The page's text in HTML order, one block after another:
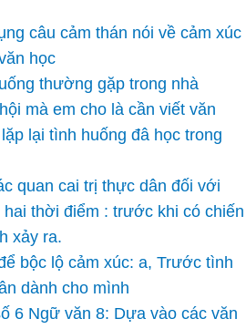
câu cảm thán nói về cảm xúc
học
thường gặp trong nhà
mà em cho là cần viết văn
lại tình huống đâ học trong
quan cai trị thực dân đối với
thời điểm : trước khi có chiến
xảy ra.
bộc lộ cảm xúc: a, Trước tình
dành cho mình
6 Ngữ văn 8: Dựa vào các văn